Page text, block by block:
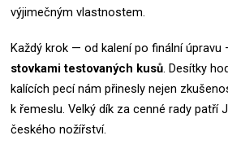
výjimečným vlastnostem.
Každý krok — od kalení po finální
stovkami testovaných kusů. Desítky
kalících pecí nám přinesly nejen
k řemeslu. Velký dík za cenné rady patří
českého nožířství.